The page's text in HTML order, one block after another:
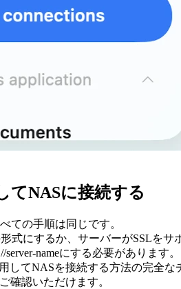
てNASに接続する
ての手順は同じです。
形式にするか、サーバーがSSLをサ
nameにする必要があります。
してNASを接続する方法の完全な
確認いただけます。